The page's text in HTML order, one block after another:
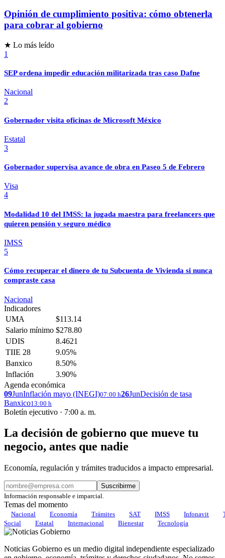
Opinión de cumplimiento positiva: cómo obtenerla
para cobrar al gobierno
★ Lo más leído
1
SEP ordena impedir educación militarizada tras caso Dafne
Nacional
2
Gobernador visita oficinas de Microsoft México
Estatal
3
Gobernador supervisa avance de obra en Paseo 5 de Febrero
Visa
4
Modalidad 10 del IMSS: la jugada maestra para freelancers que
quieren pensión y seguro médico
IMSS
5
Cómo recuperar el dinero de tu Subcuenta de Vivienda si nunca
compraste casa
Nacional
Indicadores
UMA
$113.14
Salario mínimo $278.80
UDIS
8.4621
TIIE 28
9.05%
Banxico
8.50%
Inflación
3.90%
Agenda económica
09JunInflación mayo (INEGI)07:00 h26JunDecisión de tasa
Banxico13:00 h
Boletín ejecutivo · 7:00 a. m.
La decisión de gobierno que mueve tu
negocio, antes que nadie
Economía, regulación y trámites traducidos a impacto empresarial.
Suscribirme
Información responsable e imparcial.
Temas del momento
Nacional Economía Trámites SAT IMSS Infonavit
Social
Estatal Internacional Bienestar Tecnología
Noticias Gobierno es un medio digital independiente especializado